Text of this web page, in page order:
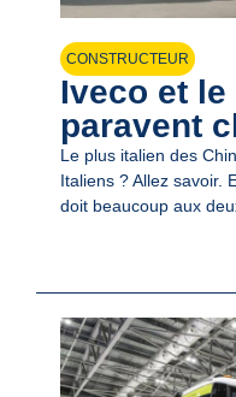
CONSTRUCTEUR
Iveco et
paravent
Le plus italien des
Italiens ? Allez savoir.
doit beaucoup aux